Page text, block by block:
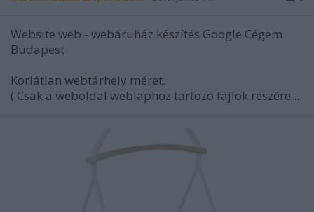
Website web - webáruház készítés Google Cégem
Budapest
Korlátlan webtárhely méret.
( Csak a weboldal weblaphoz tartozó fájlok részére ...